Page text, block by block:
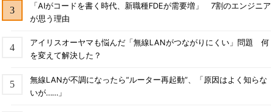
「AIがコードを書く時代、新職種FDEが需要増」 7割のエンジニア
が思う理由
アイリスオーヤマも悩んだ「無線LANがつながりにくい」問題 何
を変えて解決した？
無線LANが不調になったら“ルーター再起動”、「原因はよく知らな
いが……」